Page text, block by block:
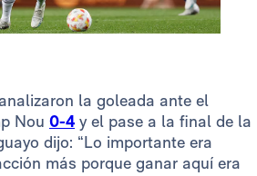
analizaron la goleada ante el
Nou 0-4 y el pase a la final de la
dijo: “Lo importante era
más porque ganar aquí era